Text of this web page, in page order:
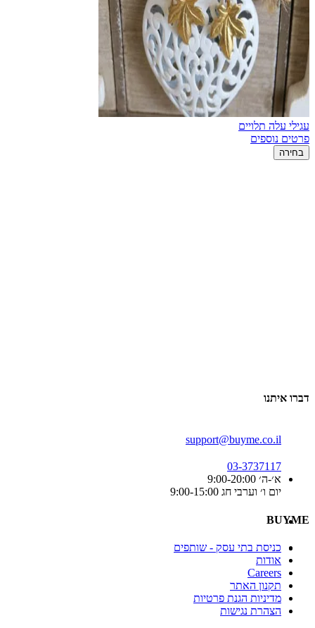
עגילי עלה תלויים
פרטים נוספים
בחירה
דברו איתנו
support@buyme.co.il
03-3737117
א׳-ה׳ 9:00-20:00
יום ו׳ וערבי חג 9:00-15:00
BUYME
כניסת בתי עסק - שותפים
אודות
Careers
תקנון האתר
מדיניות הגנת פרטיות
הצהרת נגישות